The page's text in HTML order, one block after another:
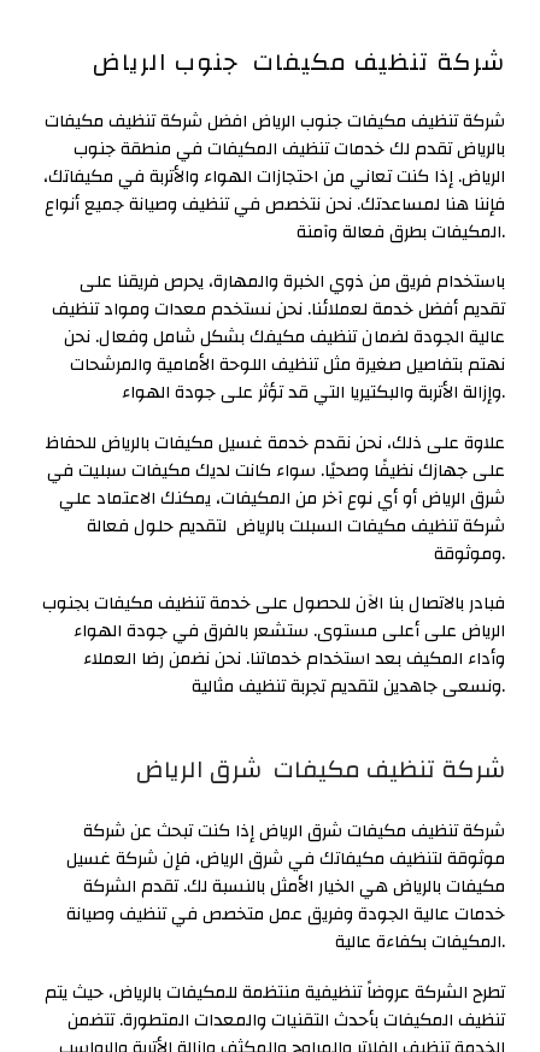
شركة تنظيف مكيفات جنوب الرياض
شركة تنظيف مكيفات جنوب الرياض افضل شركة تنظيف مكيفات
بالرياض تقدم لك خدمات تنظيف المكيفات في منطقة جنوب
الرياض. إذا كنت تعاني من احتجازات الهواء والأتربة في مكيفاتك،
فإننا هنا لمساعدتك. نحن نتخصص في تنظيف وصيانة جميع أنواع
المكيفات بطرق فعالة وآمنة.
باستخدام فريق من ذوي الخبرة والمهارة، يحرص فريقنا على
تقديم أفضل خدمة لعملائنا. نحن نستخدم معدات ومواد تنظيف
عالية الجودة لضمان تنظيف مكيفك بشكل شامل وفعال. نحن
نهتم بتفاصيل صغيرة مثل تنظيف اللوحة الأمامية والمرشحات
وإزالة الأتربة والبكتيريا التي قد تؤثر على جودة الهواء.
علاوة على ذلك، نحن نقدم خدمة غسيل مكيفات بالرياض للحفاظ
على جهازك نظيفًا وصحيًا. سواء كانت لديك مكيفات سبليت في
شرق الرياض أو أي نوع آخر من المكيفات، يمكنك الاعتماد علي
شركة تنظيف مكيفات السبلت بالرياض لتقديم حلول فعالة
وموثوقة.
فبادر بالاتصال بنا الآن للحصول على خدمة تنظيف مكيفات بجنوب
الرياض على أعلى مستوى. ستشعر بالفرق في جودة الهواء
وأداء المكيف بعد استخدام خدماتنا. نحن نضمن رضا العملاء
ونسعى جاهدين لتقديم تجربة تنظيف مثالية.
شركة تنظيف مكيفات شرق الرياض
موثوقة لتنظيف مكيفاتك في شرق الرياض، فإن شركة غسيل
مكيفات بالرياض هي الخيار الأمثل بالنسبة لك. تقدم الشركة
خدمات عالية الجودة وفريق عمل متخصص في تنظيف وصيانة
المكيفات بكفاءة عالية.
تطرح الشركة عروضاً تنظيفية منتظمة للمكيفات بالرياض، حيث يتم
تنظيف المكيفات بأحدث التقنيات والمعدات المتطورة. تتضمن